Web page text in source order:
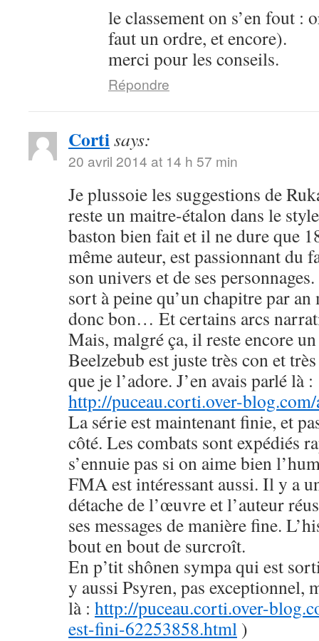
le classement on s’en fout :
faut un ordre, et encore).
merci pour les conseils.
Répondre
Cortisays:
20 avril 2014 at 14 h 57 min
Je plussoie les suggestions de
reste un maitre-étalon dans le
baston bien fait et il ne dure que
même auteur, est passionnant du
son univers et de ses
sort à peine qu’un chapitre par
donc bon… Et certains arcs
Mais, malgré ça, il reste encore
Beelzebub est juste très con et
que je l’adore. J’en avais parlé là :
http://puceau.corti.over-
La série est maintenant finie, et
côté. Les combats sont expédiés
s’ennuie pas si on aime bien
FMA est intéressant aussi. Il y a
détache de l’œuvre et l’auteur
ses messages de manière fine.
bout en bout de surcroît.
En p’tit shônen sympa qui est
y aussi Psyren, pas exceptionnel,
là : http://puceau.corti.over-
est-fini-62253858.html )